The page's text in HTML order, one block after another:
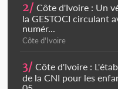
2/ Côte d'Ivoire : Un
la GESTOCI circulant
numér...
Côte d'Ivoire
3/ Côte d'Ivoire :
de la CNI pour les